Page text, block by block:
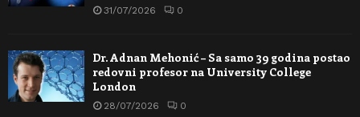
31/07/2026 0
Dr. Adnan Mehonić – Sa samo 39 godina postao
redovni profesor na University College
London
28/07/2026 0